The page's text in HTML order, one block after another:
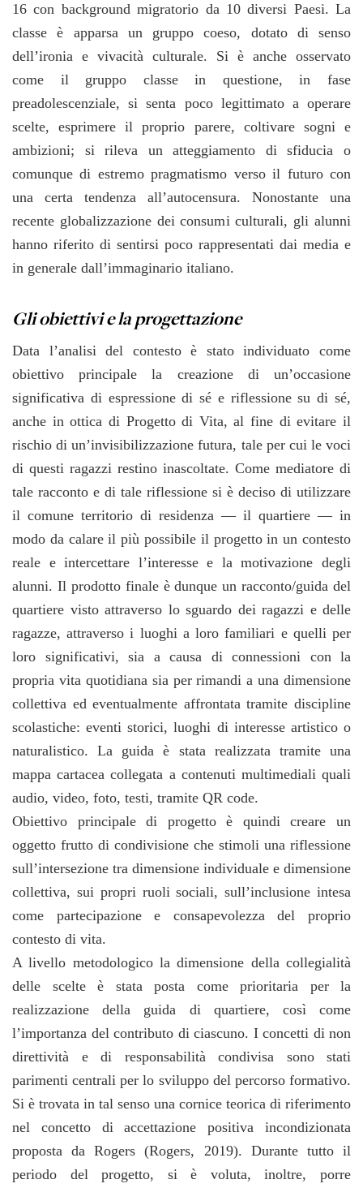
16 con background migratorio da 10 diversi Paesi. La
classe è apparsa un gruppo coeso, dotato di senso
dell’ironia e vivacità culturale. Si è anche osservato
come il gruppo classe in questione, in fase
preadolescenziale, si senta poco legittimato a operare
scelte, esprimere il proprio parere, coltivare sogni e
ambizioni; si rileva un atteggiamento di sfiducia o
comunque di estremo pragmatismo verso il futuro con
una certa tendenza all’autocensura. Nonostante una
recente globalizzazione dei consumi culturali, gli alunni
hanno riferito di sentirsi poco rappresentati dai media e
in generale dall’immaginario italiano.
Gli obiettivi e la progettazione
Data l’analisi del contesto è stato individuato come
obiettivo principale la creazione di un’occasione
significativa di espressione di sé e riflessione su di sé,
anche in ottica di Progetto di Vita, al fine di evitare il
rischio di un’invisibilizzazione futura, tale per cui le voci
di questi ragazzi restino inascoltate. Come mediatore di
tale racconto e di tale riflessione si è deciso di utilizzare
il comune territorio di residenza — il quartiere — in
modo da calare il più possibile il progetto in un contesto
reale e intercettare l’interesse e la motivazione degli
alunni. Il prodotto finale è dunque un racconto/guida del
quartiere visto attraverso lo sguardo dei ragazzi e delle
ragazze, attraverso i luoghi a loro familiari e quelli per
loro significativi, sia a causa di connessioni con la
propria vita quotidiana sia per rimandi a una dimensione
collettiva ed eventualmente affrontata tramite discipline
scolastiche: eventi storici, luoghi di interesse artistico o
naturalistico. La guida è stata realizzata tramite una
mappa cartacea collegata a contenuti multimediali quali
audio, video, foto, testi, tramite QR code.
Obiettivo principale di progetto è quindi creare un
oggetto frutto di condivisione che stimoli una riflessione
sull’intersezione tra dimensione individuale e dimensione
collettiva, sui propri ruoli sociali, sull’inclusione intesa
come partecipazione e consapevolezza del proprio
contesto di vita.
A livello metodologico la dimensione della collegialità
delle scelte è stata posta come prioritaria per la
realizzazione della guida di quartiere, così come
l’importanza del contributo di ciascuno. I concetti di non
direttività e di responsabilità condivisa sono stati
parimenti centrali per lo sviluppo del percorso formativo.
Si è trovata in tal senso una cornice teorica di riferimento
nel concetto di accettazione positiva incondizionata
proposta da Rogers (Rogers, 2019). Durante tutto il
periodo del progetto, si è voluta, inoltre, porre